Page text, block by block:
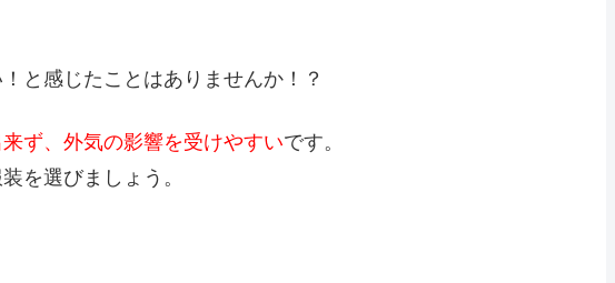
と感じたことはありませんか！？
ず、外気の影響を受けやすいです。
を選びましょう。